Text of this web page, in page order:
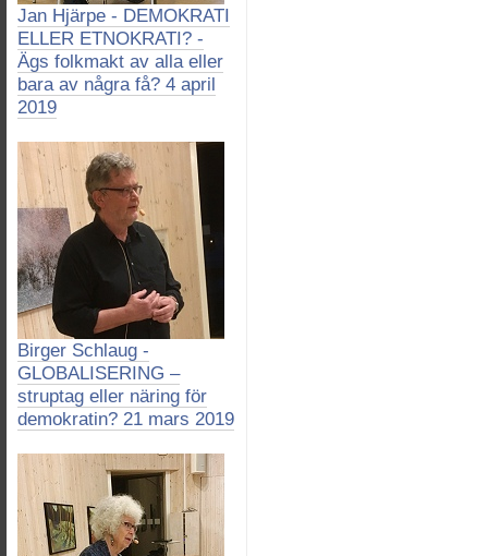
Jan Hjärpe - DEMOKRATI
ELLER ETNOKRATI? -
Ägs folkmakt av alla eller
bara av några få? 4 april
2019
Birger Schlaug -
GLOBALISERING –
struptag eller näring för
demokratin? 21 mars 2019